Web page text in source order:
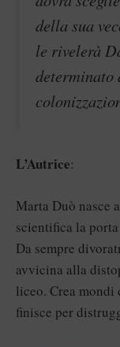
della sua
le rivelerà
determinato
L’Autrice:
Marta Duò nasce
scientifica la
Da sempre
avvicina alla
liceo. Crea mondi
finisce per